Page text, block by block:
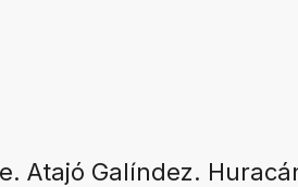
Atajó Galíndez.